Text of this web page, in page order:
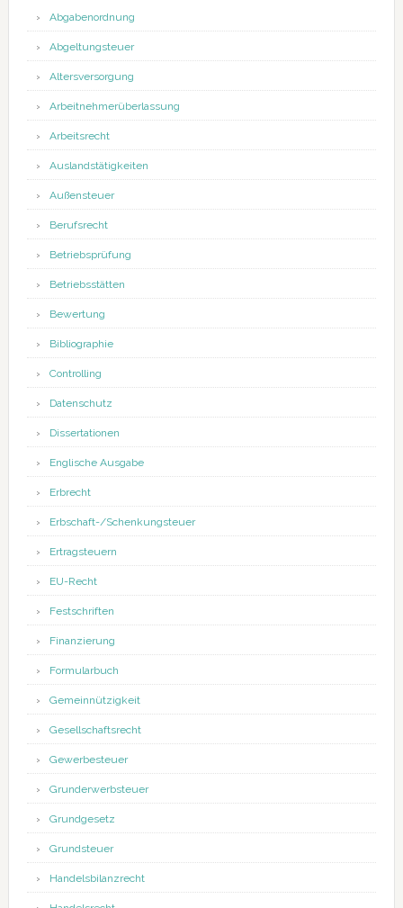
Abgabenordnung
Abgeltungsteuer
Altersversorgung
Arbeitnehmerüberlassung
Arbeitsrecht
Auslandstätigkeiten
Außensteuer
Berufsrecht
Betriebsprüfung
Betriebsstätten
Bewertung
Bibliographie
Controlling
Datenschutz
Dissertationen
Englische Ausgabe
Erbrecht
Erbschaft-/Schenkungsteuer
Ertragsteuern
EU-Recht
Festschriften
Finanzierung
Formularbuch
Gemeinnützigkeit
Gesellschaftsrecht
Gewerbesteuer
Grunderwerbsteuer
Grundgesetz
Grundsteuer
Handelsbilanzrecht